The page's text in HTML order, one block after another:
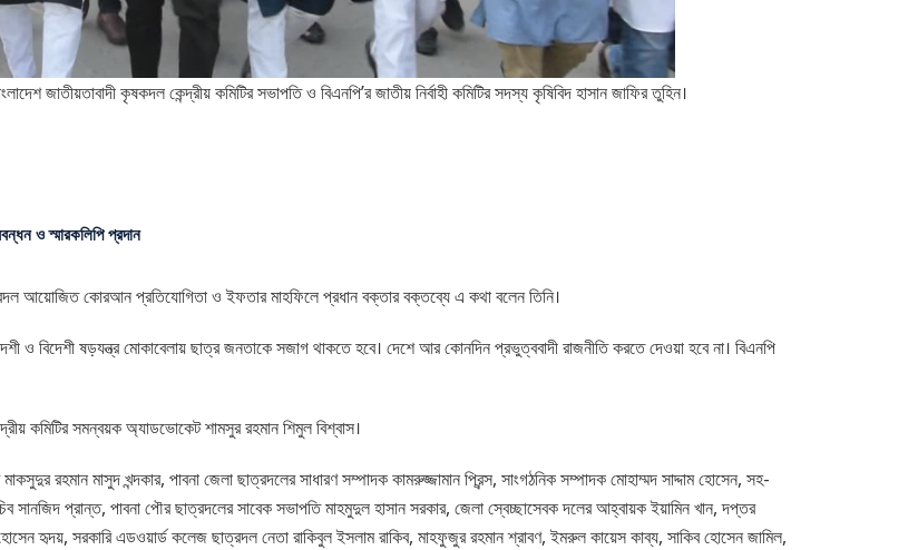
জাতীয়তাবাদী কৃষকদল কেন্দ্রীয় কমিটির সভাপতি ও বিএনপি’র জাতীয় নির্বাহী কমিটির সদস্য কৃষিবিদ হাসান জাফির তুহিন।
ও স্মারকলিপি প্রদান
আয়োজিত কোরআন প্রতিযোগিতা ও ইফতার মাহফিলে প্রধান বক্তার বক্তব্যে এ কথা বলেন তিনি।
ও বিদেশী ষড়যন্ত্র মোকাবেলায় ছাত্র জনতাকে সজাগ থাকতে হবে। দেশে আর কোনদিন প্রভুত্ববাদী রাজনীতি করতে দেওয়া হবে না। বিএনপি
কমিটির সমন্বয়ক অ্যাডভোকেট শামসুর রহমান শিমুল বিশ্বাস।
রহমান মাসুদ খন্দকার, পাবনা জেলা ছাত্রদলের সাধারণ সম্পাদক কামরুজ্জামান প্রিন্স, সাংগঠনিক সম্পাদক মোহাম্মদ সাদ্দাম হোসেন, সহ-
সানজিদ প্রান্ত, পাবনা পৌর ছাত্রদলের সাবেক সভাপতি মাহমুদুল হাসান সরকার, জেলা স্বেচ্ছাসেবক দলের আহ্বায়ক ইয়ামিন খান, দপ্তর
হৃদয়, সরকারি এডওয়ার্ড কলেজ ছাত্রদল নেতা রাকিবুল ইসলাম রাকিব, মাহফুজুর রহমান শ্রাবণ, ইমরুল কায়েস কাব্য, সাকিব হোসেন জামিল,